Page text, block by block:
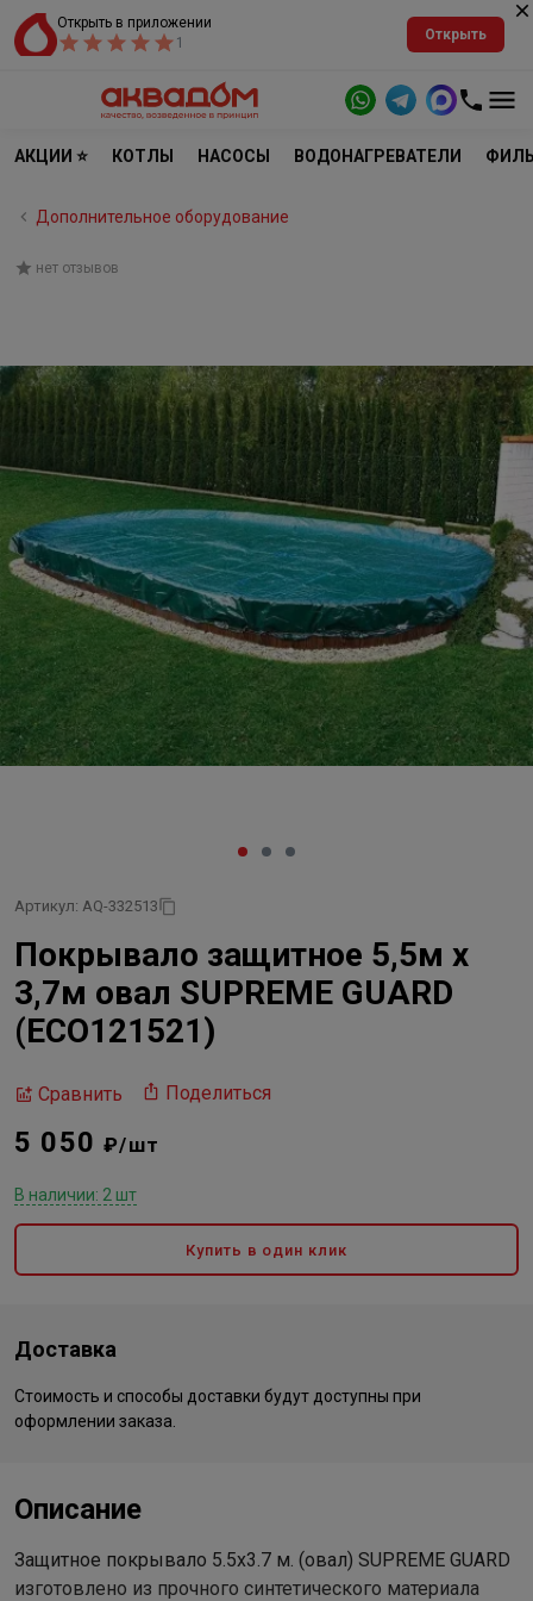
Открыть в приложении
1
Открыть
АКЦИИ ⭐ КОТЛЫ НАСОСЫ ВОДОНАГРЕВАТЕЛИ
Дополнительное оборудование
нет отзывов
Артикул: AQ-332513
Покрывало защитное 5,5м х
3,7м овал SUPREME GUARD
(ECO121521)
Сравнить Поделиться
5 050₽/шт
В наличии: 2 шт
Купить в один клик
Доставка
Стоимость и способы доставки будут доступны при
оформлении заказа.
Описание
Защитное покрывало 5.5x3.7 м. (овал) SUPREME GUARD
изготовлено из прочного синтетического материала